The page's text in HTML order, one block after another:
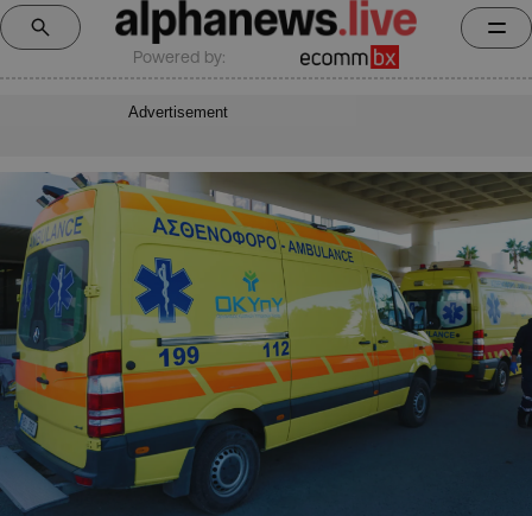
Powered by:
Advertisement